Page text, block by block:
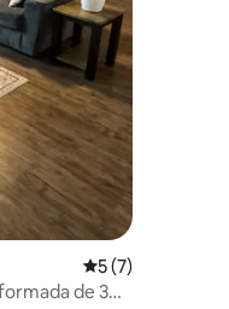
5 de uma
5 (7)
de 3